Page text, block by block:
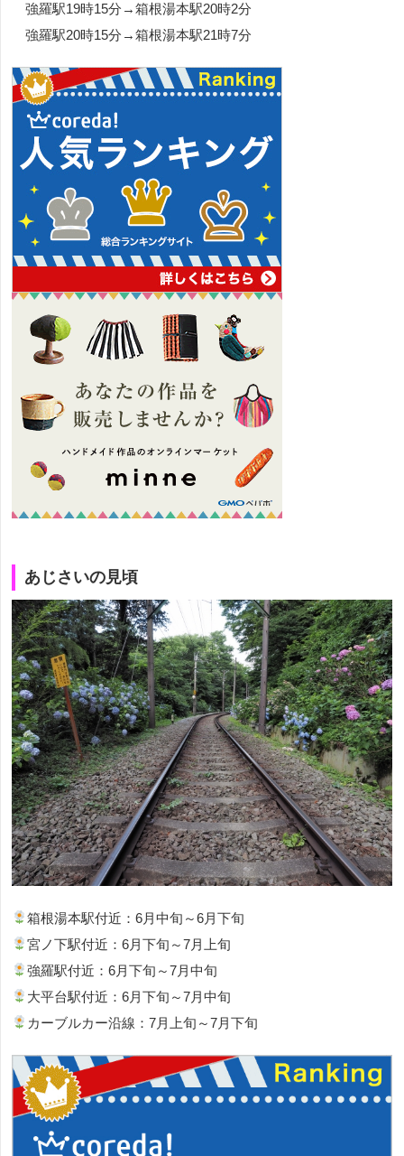
強羅駅19時15分→箱根湯本駅20時2分
強羅駅20時15分→箱根湯本駅21時7分
あじさいの見頃
箱根湯本駅付近：6月中旬～6月下旬
宮ノ下駅付近：6月下旬～7月上旬
強羅駅付近：6月下旬～7月中旬
大平台駅付近：6月下旬～7月中旬
カーブルカー沿線：7月上旬～7月下旬